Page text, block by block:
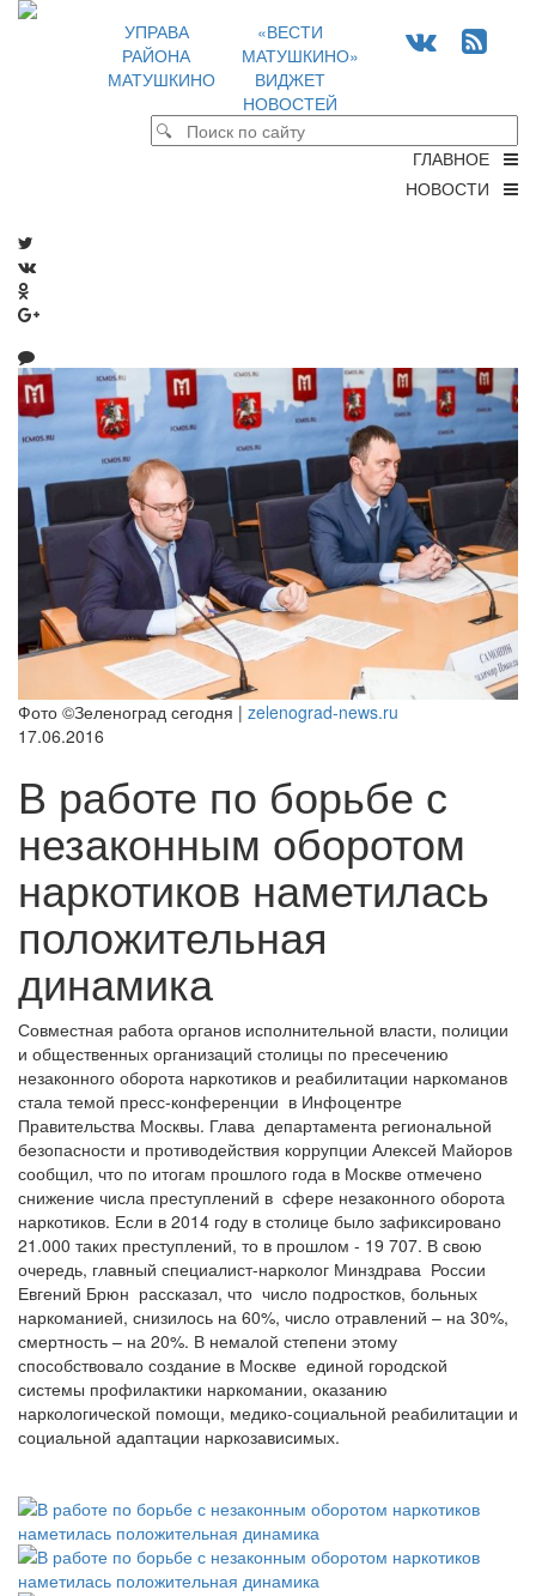
УПРАВА
РАЙОНА
МАТУШКИНО
«ВЕСТИ
МАТУШКИНО»
ВИДЖЕТ
НОВОСТЕЙ
ГЛАВНОЕ
НОВОСТИ
Фото ©Зеленоград сегодня | zelenograd-news.ru
17.06.2016
В работе по борьбе с
незаконным оборотом
наркотиков наметилась
положительная
динамика
Совместная работа органов исполнительной власти, полиции
и общественных организаций столицы по пресечению
незаконного оборота наркотиков и реабилитации наркоманов
стала темой пресс-конференции в Инфоцентре
Правительства Москвы. Глава департамента региональной
безопасности и противодействия коррупции Алексей Майоров
сообщил, что по итогам прошлого года в Москве отмечено
снижение числа преступлений в сфере незаконного оборота
наркотиков. Если в 2014 году в столице было зафиксировано
21.000 таких преступлений, то в прошлом - 19 707. В свою
очередь, главный специалист-нарколог Минздрава России
Евгений Брюн рассказал, что число подростков, больных
наркоманией, снизилось на 60%, число отравлений – на 30%,
смертность – на 20%. В немалой степени этому
способствовало создание в Москве единой городской
системы профилактики наркомании, оказанию
наркологической помощи, медико-социальной реабилитации и
социальной адаптации наркозависимых.